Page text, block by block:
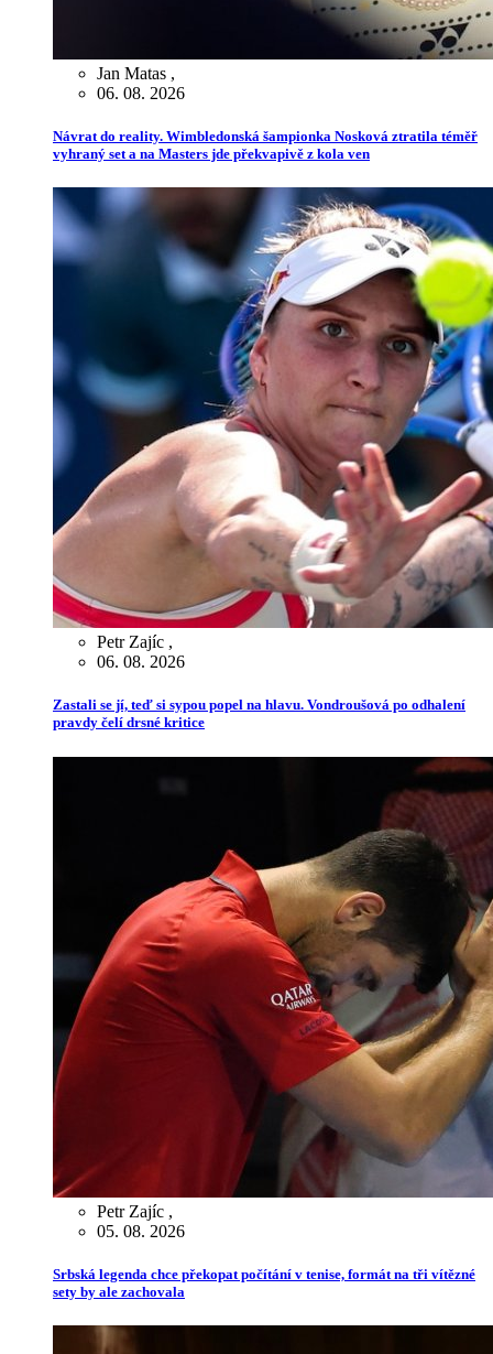
Jan Matas ,
06. 08. 2026
Návrat do reality. Wimbledonská šampionka Nosková ztratila téměř
vyhraný set a na Masters jde překvapivě z kola ven
Petr Zajíc ,
06. 08. 2026
Zastali se jí, teď si sypou popel na hlavu. Vondroušová po odhalení
pravdy čelí drsné kritice
Petr Zajíc ,
05. 08. 2026
Srbská legenda chce překopat počítání v tenise, formát na tři vítězné
sety by ale zachovala